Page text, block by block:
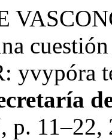
yvypóra
, p.